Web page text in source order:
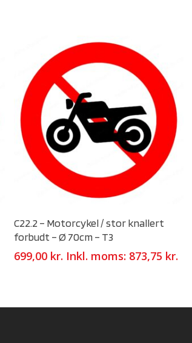
Select Options
C22.2 – Motorcykel / stor knallert
forbudt – Ø 70cm – T3
699,00 kr. Inkl. moms: 873,75 kr.